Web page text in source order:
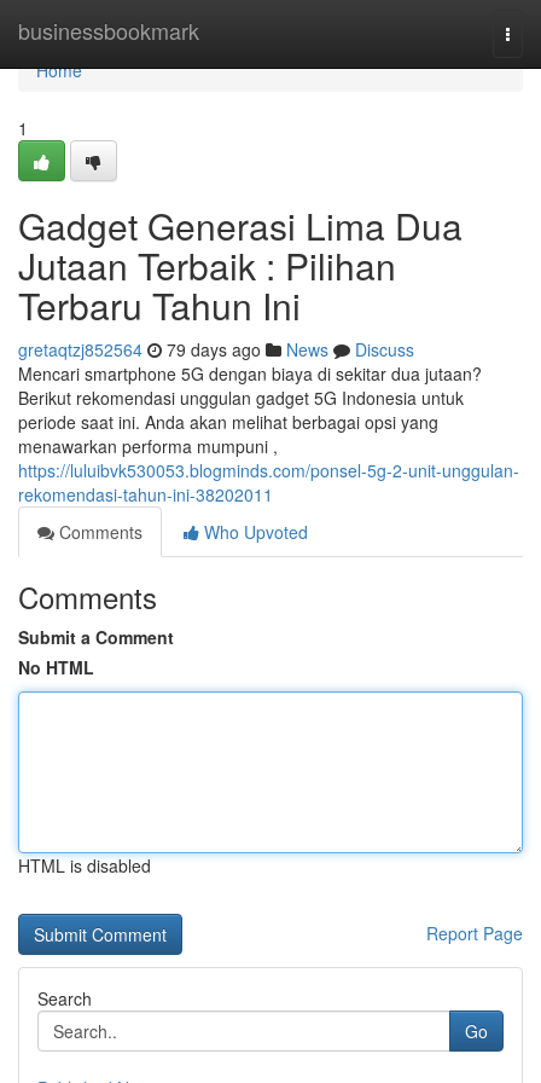
businessbookmark
Home
Home
1
Gadget Generasi Lima Dua
Jutaan Terbaik : Pilihan
Terbaru Tahun Ini
gretaqtzj852564 79 days ago News
Discuss
Mencari smartphone 5G dengan biaya di sekitar dua jutaan?
Berikut rekomendasi unggulan gadget 5G Indonesia untuk
periode saat ini. Anda akan melihat berbagai opsi yang
menawarkan performa mumpuni ,
https://luluibvk530053.blogminds.com/ponsel-5g-2-unit-unggulan-
rekomendasi-tahun-ini-38202011
Comments
Who Upvoted
Comments
Submit a Comment
No HTML
HTML is disabled
Report Page
Search
Go